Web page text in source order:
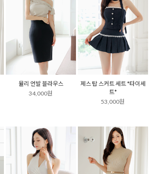
뮬리 언발 블라우스
34,000원
제스 탑 스커트 세트 *타이세
트*
53,000원